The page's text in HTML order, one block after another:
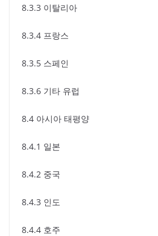
8.3.3 이탈리아
8.3.4 프랑스
8.3.5 스페인
8.3.6 기타 유럽
8.4 아시아 태평양
8.4.1 일본
8.4.2 중국
8.4.3 인도
8.4.4 호주